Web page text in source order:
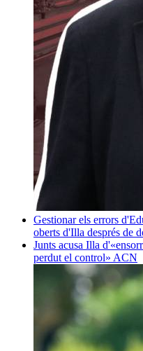
Gestionar els errors
oberts d'Illa després de
Junts acusa Illa
perdut el control» ACN